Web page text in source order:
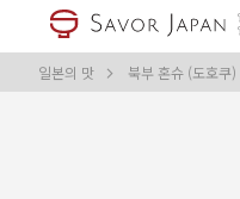
일본의 맛 북부 혼슈 (도호쿠)